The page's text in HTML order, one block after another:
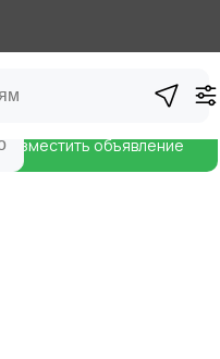
Разместить объявление